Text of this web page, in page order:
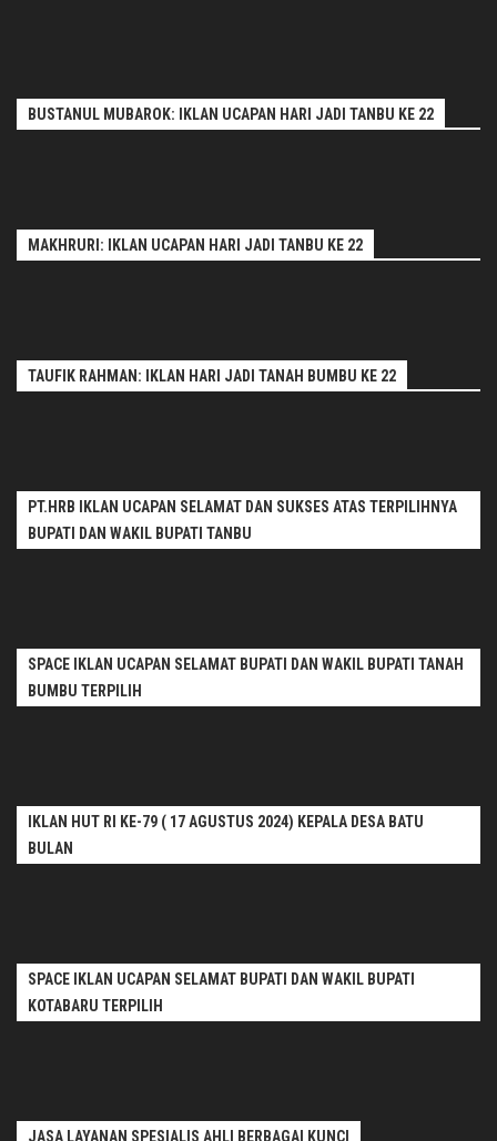
BUSTANUL MUBAROK: IKLAN UCAPAN HARI JADI TANBU KE 22
MAKHRURI: IKLAN UCAPAN HARI JADI TANBU KE 22
TAUFIK RAHMAN: IKLAN HARI JADI TANAH BUMBU KE 22
PT.HRB IKLAN UCAPAN SELAMAT DAN SUKSES ATAS TERPILIHNYA
BUPATI DAN WAKIL BUPATI TANBU
SPACE IKLAN UCAPAN SELAMAT BUPATI DAN WAKIL BUPATI TANAH
BUMBU TERPILIH
IKLAN HUT RI KE-79 ( 17 AGUSTUS 2024) KEPALA DESA BATU
BULAN
SPACE IKLAN UCAPAN SELAMAT BUPATI DAN WAKIL BUPATI
KOTABARU TERPILIH
JASA LAYANAN SPESIALIS AHLI BERBAGAI KUNCI